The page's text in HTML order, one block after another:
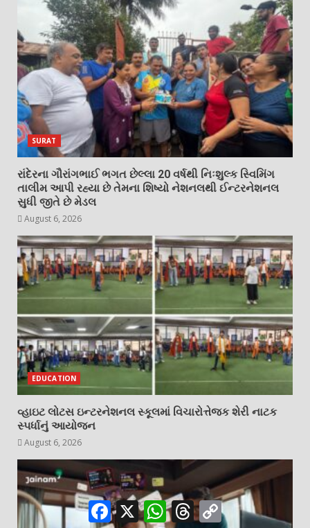
SURAT
રાંદેરના ગૌરાંગભાઈ ભગત છેલ્લા 20 વર્ષથી નિઃશુલ્ક સ્વિમિંગ
તાલીમ આપી રહ્યા છે તેમના શિષ્યો નેશનલથી ઈન્ટરનેશનલ
સુધી જીતે છે મેડલ
August 6, 2026
EDUCATION
વ્હાઇટ લોટસ ઇન્ટરનેશનલ સ્કૂલમાં વિચારોત્તેજક શેરી નાટક
સ્પર્ધાનું આયોજન
August 6, 2026
Facebook
X WhatsApp
ThreadsCopy
Link